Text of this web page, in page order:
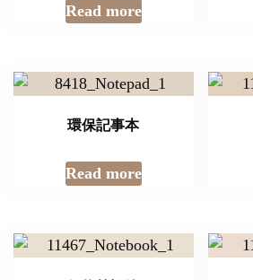
Read more
環保記事本
Read more